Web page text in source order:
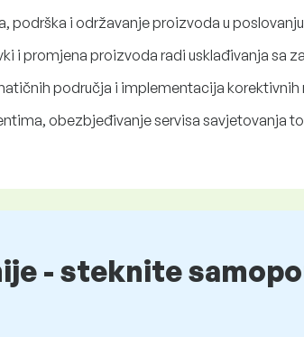
podrška i održavanje proizvoda u
i promjena proizvoda radi usklađivanja sa
područja i implementacija korektivnih
obezbjeđivanje servisa savjetovanja
- steknite